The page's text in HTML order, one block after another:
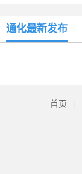
通化最新发布
首页